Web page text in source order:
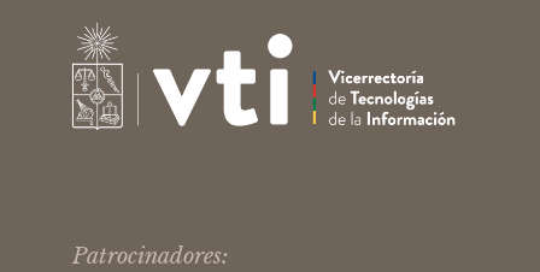
Patrocinadores: